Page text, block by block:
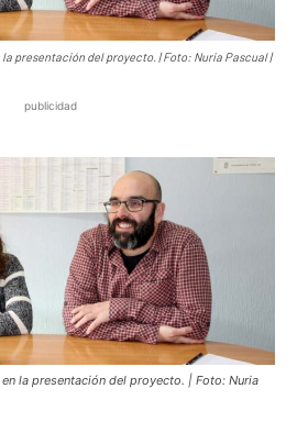
presentación del proyecto. | Foto: Nuria Pascual |
publicidad
la presentación del proyecto. | Foto: Nuria